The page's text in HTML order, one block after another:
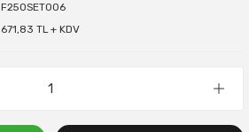
F250SET006
671,83 TL + KDV